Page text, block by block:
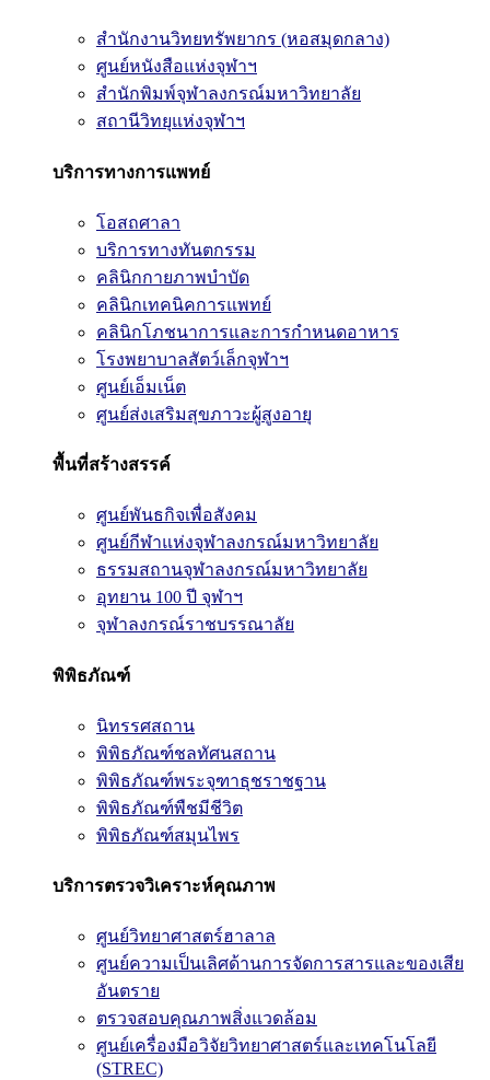
สำนักงานวิทยทรัพยากร (หอสมุดกลาง)
ศูนย์หนังสือแห่งจุฬาฯ
สำนักพิมพ์จุฬาลงกรณ์มหาวิทยาลัย
สถานีวิทยุแห่งจุฬาฯ
บริการทางการแพทย์
โอสถศาลา
บริการทางทันตกรรม
คลินิกกายภาพบำบัด
คลินิกเทคนิคการแพทย์
คลินิกโภชนาการและการกำหนดอาหาร
โรงพยาบาลสัตว์เล็กจุฬาฯ
ศูนย์เอ็มเน็ต
ศูนย์ส่งเสริมสุขภาวะผู้สูงอายุ
พื้นที่สร้างสรรค์
ศูนย์พันธกิจเพื่อสังคม
ศูนย์กีฬาแห่งจุฬาลงกรณ์มหาวิทยาลัย
ธรรมสถานจุฬาลงกรณ์มหาวิทยาลัย
อุทยาน 100 ปี จุฬาฯ
จุฬาลงกรณ์ราชบรรณาลัย
พิพิธภัณฑ์
นิทรรศสถาน
พิพิธภัณฑ์ชลทัศนสถาน
พิพิธภัณฑ์พระจุฑาธุชราชฐาน
พิพิธภัณฑ์พืชมีชีวิต
พิพิธภัณฑ์สมุนไพร
บริการตรวจวิเคราะห์คุณภาพ
ศูนย์วิทยาศาสตร์ฮาลาล
ศูนย์ความเป็นเลิศด้านการจัดการสารและของเสีย
อันตราย
ตรวจสอบคุณภาพสิ่งแวดล้อม
ศูนย์เครื่องมือวิจัยวิทยาศาสตร์และเทคโนโลยี
(STREC)